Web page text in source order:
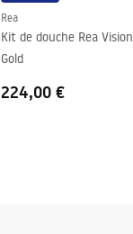
Rea
Kit de douche Rea Vision
Gold
224,00 €